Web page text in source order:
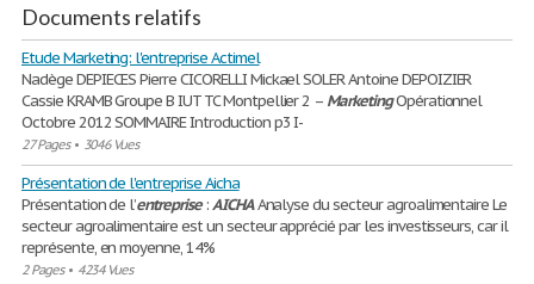
Documents relatifs
Etude Marketing: l'entreprise Actimel
Nadège DEPIECES Pierre CICORELLI Mickael SOLER Antoine DEPOIZIER
Cassie KRAMB Groupe B IUT TC Montpellier 2 – MarketingOpérationnel
Octobre 2012 SOMMAIRE Introduction p3 I-
27 Pages• 3046 Vues
Présentation de l'entreprise Aicha
Présentation de l’entreprise:AICHAAnalyse du secteur agroalimentaire Le
secteur agroalimentaire est un secteur apprécié par les investisseurs, car il
représente, en moyenne, 14%
2 Pages• 4234 Vues